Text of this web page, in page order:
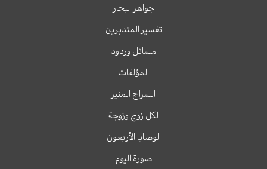
جواهر البحار
تفسير المتدبرين
مسائل وردود
المؤلفات
السراج المنير
لكل زوج وزوجة
الوصايا الأربعون
صورة اليوم